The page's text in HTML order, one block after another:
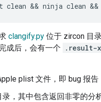
clangify.py 位于 zircon 目
成后，会有一个
.result-
plist 文件，即 bug 报告
录，其中包含返回非零的分